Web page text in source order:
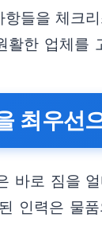
들을 체크
한 업체를
최우선
바로 짐을
인력은 물